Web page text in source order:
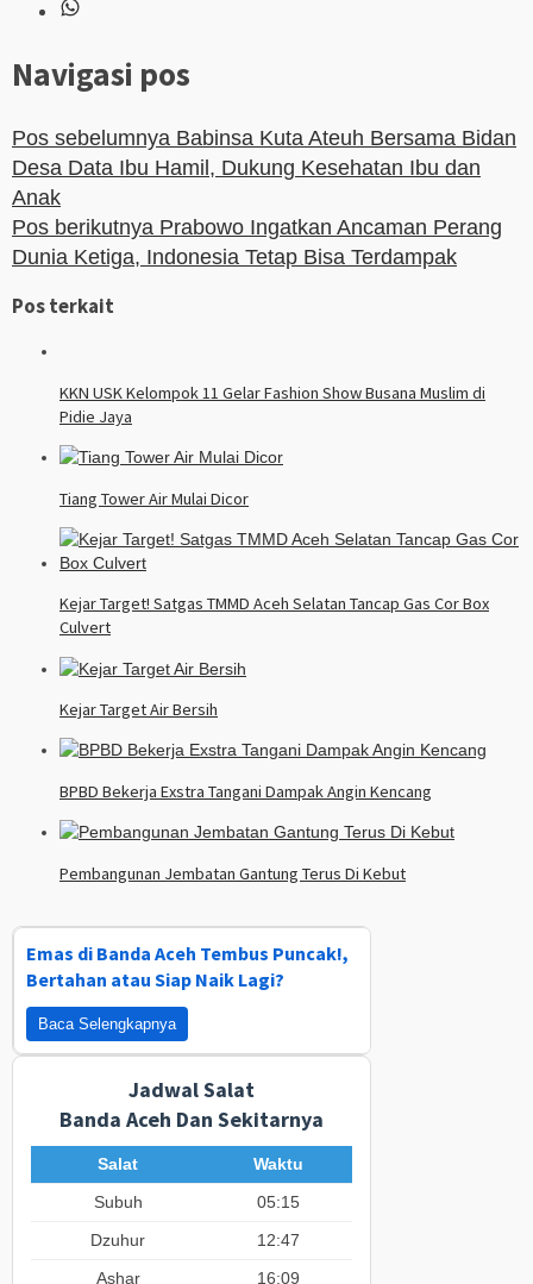
Navigasi pos
Pos sebelumnya Babinsa Kuta Ateuh Bersama Bidan
Desa Data Ibu Hamil, Dukung Kesehatan Ibu dan
Anak
Pos berikutnya Prabowo Ingatkan Ancaman Perang
Dunia Ketiga, Indonesia Tetap Bisa Terdampak
Pos terkait
KKN USK Kelompok 11 Gelar Fashion Show Busana Muslim di
Pidie Jaya
Tiang Tower Air Mulai Dicor
Kejar Target! Satgas TMMD Aceh Selatan Tancap Gas Cor Box
Culvert
Kejar Target Air Bersih
BPBD Bekerja Exstra Tangani Dampak Angin Kencang
Pembangunan Jembatan Gantung Terus Di Kebut
Emas di Banda Aceh Tembus Puncak!,
Bertahan atau Siap Naik Lagi?
Baca Selengkapnya
Jadwal Salat
Banda Aceh Dan Sekitarnya
Salat
Waktu
Subuh
05:15
Dzuhur
12:47
Ashar
16:09